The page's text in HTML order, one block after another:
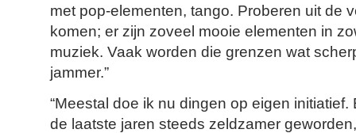
met pop-elementen, tango. Proberen uit de
komen; er zijn zoveel mooie elementen in
muziek. Vaak worden die grenzen wat
jammer.”
“Meestal doe ik nu dingen op eigen
de laatste jaren steeds zeldzamer